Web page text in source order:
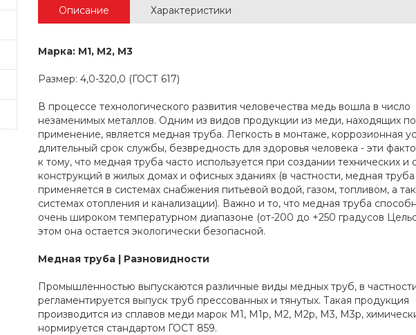
Описание Характеристики
Марка: М1, М2, М3
Размер: 4,0-320,0 (ГОСТ 617)
В процессе технологического развития человечества медь вошла в число
незаменимых металлов. Одним из видов продукции из меди, находящих
применение, является медная труба. Легкость в монтаже, коррозионная
длительный срок службы, безвредность для здоровья человека - эти
к тому, что медная труба часто используется при создании технических и
конструкций в жилых домах и офисных зданиях (в частности, медная труба
применяется в системах снабжения питьевой водой, газом, топливом, а
системах отопления и канализации). Важно и то, что медная труба
очень широком температурном диапазоне (от-200 до +250 градусов
этом она остается экологически безопасной.
Медная труба | Разновидности
Промышленностью выпускаются различные виды медных труб, в
регламентируется выпуск труб прессованных и тянутых. Такая продукция
производится из сплавов меди марок М1, М1p, М2, М2p, М3, М3p,
нормируется стандартом ГОСТ 859.